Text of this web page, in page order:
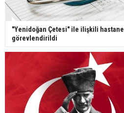
"Yenidoğan Çetesi" ile ilişkili
görevlendirildi